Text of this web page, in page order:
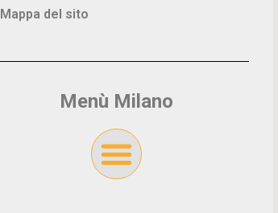
Mappa del sito
Menù Milano